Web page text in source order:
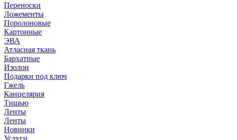
Переноски
Ложементы
Поролоновые
Картонные
ЭВА
Атласная ткань
Бархатные
Изолон
Подарки под ключ
Гжель
Канцелярия
Тишью
Ленты
Ленты
Новинки
Услуги